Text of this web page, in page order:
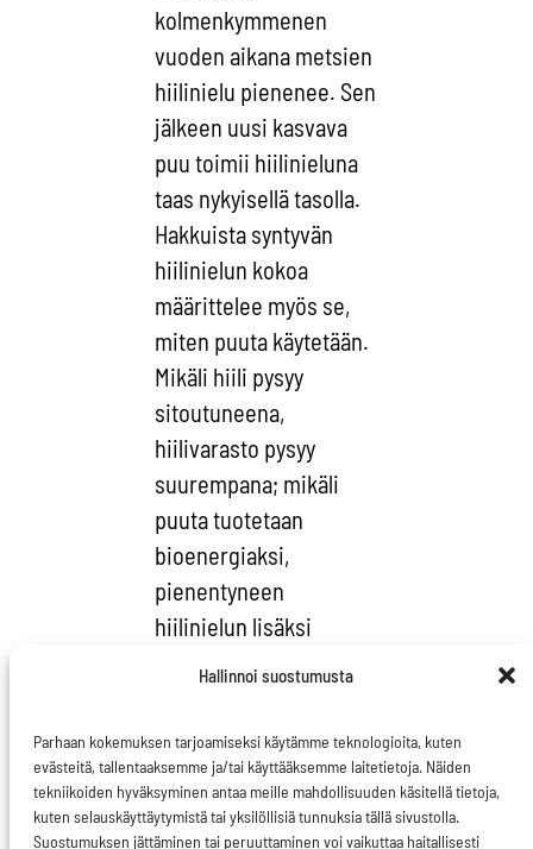
Hallinnoi suostumusta
Parhaan kokemuksen tarjoamiseksi käytämme teknologioita, kuten
evästeitä, tallentaaksemme ja/tai käyttääksemme laitetietoja. Näiden
tekniikoiden hyväksyminen antaa meille mahdollisuuden käsitellä tietoja,
kuten selauskäyttäytymistä tai yksilöllisiä tunnuksia tällä sivustolla.
Suostumuksen jättäminen tai peruuttaminen voi vaikuttaa haitallisesti
kolmenkymmenen
vuoden aikana metsien
hiilinielu pienenee. Sen
jälkeen uusi kasvava
puu toimii hiilinieluna
taas nykyisellä tasolla.
Hakkuista syntyvän
hiilinielun kokoa
määrittelee myös se,
miten puuta käytetään.
Mikäli hiili pysyy
sitoutuneena,
hiilivarasto pysyy
suurempana; mikäli
puuta tuotetaan
bioenergiaksi,
pienentyneen
hiilinielun lisäksi
päästöjä.
Olennaista on siis se,
miten luomme metsien